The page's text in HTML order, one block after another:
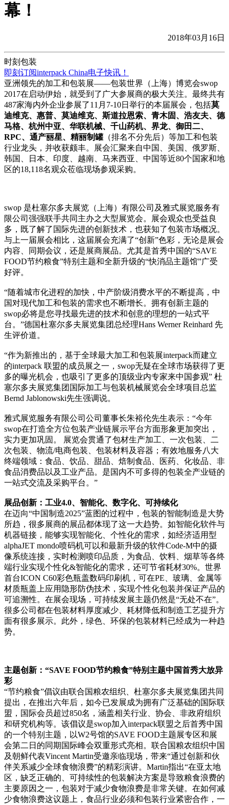
幕！
2018年03月16日
时刻包装
即刻订阅interpack China电子快讯！
亚洲领先的加工和包装展——包装世界（上海）博览会swop
2017在启动伊始，就受到了广大参展商的极大关注。最终共有
487家海内外企业参展了11月7-10日举行的本届展会，包括莫
迪维克、惠普、莫迪维克、斯道拉恩索、青木固、浩友夫、德
马格、杭州中亚、华联机械、千山药机、界龙、御田二、
RPC、通产丽星、精丽制罐（排名不分先后）等加工和包装
行业龙头，并收获颇丰。展会汇聚来自中国、美国、俄罗斯、
韩国、日本、印度、越南、马来西亚、中国等近80个国家和地
区的18,118名观众莅临现场参观采购。
swop 是杜塞尔多夫展览（上海）有限公司及雅式展览服务有
限公司强强联手共同主办之大型展览会。展会观众也受益良
多，既了解了国际先进的创新技术，也获知了包装市场概况。
与上一届展会相比，这届展会充满了“创新”色彩，无论是展会
内容、同期会议，还是展商展品。尤其是首秀中国的“SAVE
FOOD节约粮食”特别主题和全新升级的“快消品主题馆”广受
好评。
“随着城市化进程的加快，中产阶级消费水平的不断提高，中
国对现代加工和包装的需求也不断增长。拥有创新主题的
swop必将是您寻找最先进的技术和创意的理想的一站式平
台。”德国杜塞尔多夫展览集团总经理Hans Werner Reinhard 先
生评价道。
“作为新推出的，基于全球最大加工和包装展interpack而建立
的interpack 联盟的成员展之一，swop无疑在全球市场获得了更
多的曝光机会，也吸引了更多的顶级业内专家来中国参观” 杜
塞尔多夫展览集团国际加工与包装机械展览会全球项目总监
Bernd Jablonowski先生强调说。
雅式展览服务有限公司公司董事长朱裕伦先生表示：“今年
swop在打造全方位包装产业链展示平台方面形象更加突出，
实力更加巩固。 展览会贯通了包材生产加工、一次包装、二
次包装、物流/电商包装、包装材料及容器；有效地服务八大
终端领域：食品、饮品、甜品、焙制食品、医药、化妆品、非
食品消费品以及工业产品。是国内不可多得的包装全产业链的
一站式交流及采购平台。”
展品创新：工业4.0、智能化、数字化、可持续化
在迈向“中国制造2025”蓝图的过程中，包装的智能制造是大势
所趋，很多展商的展品都体现了这一大趋势。如智能化软件与
机器链接，能够实现智能化、个性化的需求，如经济适用型
alphaJET mondo喷码机可以和最新升级的软件Code-M中的摄
像系统连接，实时检测喷印品质，为食品、饮料、烟草等各终
端行业实现个性化&智能化的需求，还可节省耗材30%。世界
首台ICON C60彩色瓶盖数码印刷机，可在PE、玻璃、金属等
材质瓶盖上应用隐形防伪技术，实现个性化包装并保证产品的
可追溯性。在展会现场，可持续发展主题仍然是“无处不在”。
很多公司都在包装材料厚度减少、耗材降低和制造工艺提升方
面有很多展示。此外，绿色、环保的包装材料已经成为一种趋
势。
主题创新：“SAVE FOOD节约粮食”特别主题中国首秀大放异
彩
“节约粮食”倡议由联合国粮农组织、杜塞尔多夫展览集团共同
提出，在推出六年后，如今已发展成为拥有广泛基础的国际联
盟，国际会员超过850名，涵盖相关行业、协会、非政府组织
和研究机构等。该倡议是swop加入interpack联盟之后首秀中国
的一个特别主题，以W2号馆的SAVE FOOD主题展专区和展
会第二日的同期国际峰会双重形式亮相。联合国粮农组织中国
及朝鲜代表Vincent Martin受邀亲临现场，带来“通过创新和伙
伴关系减少全球食物浪费”的精彩演讲。Martin指出“在亚太地
区，缺乏正确的、可持续性的包装解决方案是导致粮食浪费的
主要原因之一，包装对于减少食物浪费是非常关键。在如何减
少食物浪费这议题上，食品行业必须和包装行业紧密合作，一